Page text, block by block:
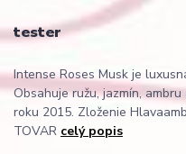
tester
Intense Roses Musk je
Obsahuje ružu, jazmín,
roku 2015. Zloženie
TOVAR celý popis